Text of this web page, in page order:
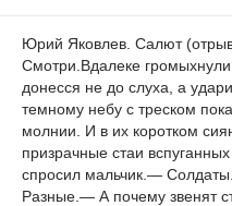
Юрий Яковлев. Салют
Смотри.Вдалеке
донесся не до слуха, а
темному небу с треском
молнии. И в их коротком
призрачные стаи
спросил мальчик.—
Разные.— А почему звенят